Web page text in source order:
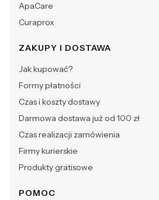
ApaCare
Curaprox
ZAKUPY I DOSTAWA
Jak kupować?
Formy płatności
Czas i koszty dostawy
Darmowa dostawa już od 100 zł
Czas realizacji zamówienia
Firmy kurierskie
Produkty gratisowe
POMOC